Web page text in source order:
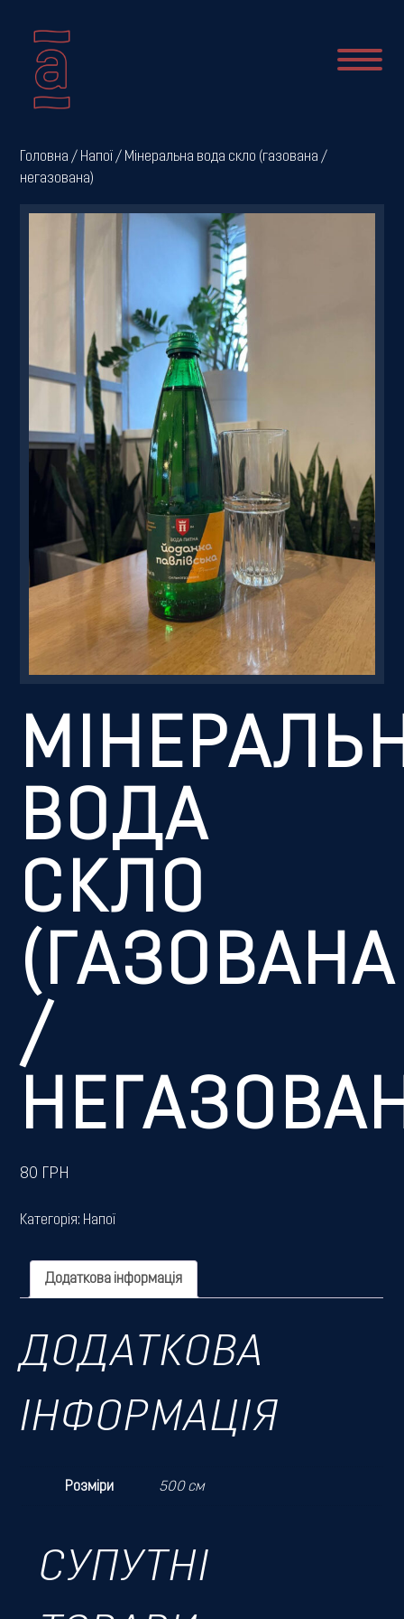
Про
Новини
Меню
Галерея
Резервація
Головна / Напої / Мінеральна вода скло (газована /
негазована)
ВОДА
СКЛО
(ГАЗОВАНА
/
80 ГРН
Категорія: Напої
Додаткова інформація
ДОДАТКОВА
ІНФОРМАЦІЯ
Розміри 500 см
СУПУТНІ